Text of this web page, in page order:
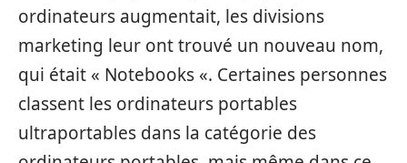
ordinateurs augmentait, les divisions
marketing leur ont trouvé un nouveau nom,
qui était « Notebooks «. Certaines personnes
classent les ordinateurs portables
ultraportables dans la catégorie des